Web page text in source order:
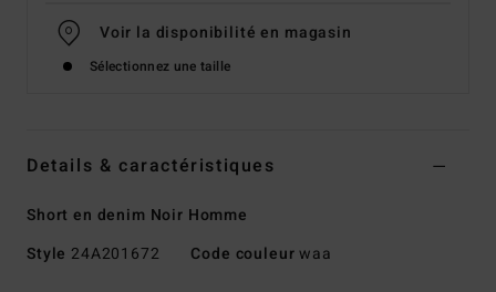
Voir la disponibilité en magasin
Sélectionnez une taille
Details & caractéristiques
Short en denim Noir Homme
Style 24A201672 Code couleurwaa